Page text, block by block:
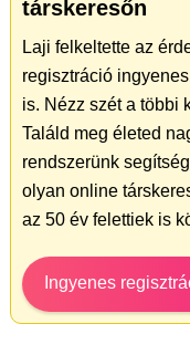
társkeresőn
Laji felkeltette az
regisztráció
is. Nézz szét a többi
Találd meg életed
rendszerünk
olyan online
az 50 év felettiek is
Ingyenes